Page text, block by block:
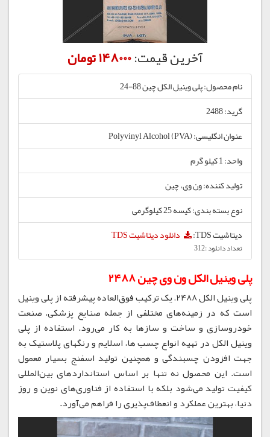
آخرین قیمت:148000 تومان
نام محصول: پلی وینیل الکل چین 88-24
گرید: 2488
عنوان انگلیسی: Polyvinyl Alcohol (PVA)
واحد: 1 کیلو گرم
تولید کننده: ون وی، چین
نوع بسته بندی: کیسه 25 کیلوگرمی
دیتاشیت TDS:
دانلود دیتاشیت TDS
تعداد دانلود :312
پلی وینیل الکل ون وی چین 2488
پلی وینیل الکل 2488، یک ترکیب فوق‌العاده پیشرفته از پلی وینیل
است که در زمینه‌های مختلفی از جمله صنایع پزشکی، صنعت
خودروسازی و ساخت و سازها به کار می‌رود. استفاده از پلی
وینیل الکل در تهیه انواع چسب ها، اسلایم و رنگهای پلاستیک به
جهت افزودن چسبندگی و همچنین تولید اسفنج بسیار معمول
است. این محصول نه تنها بر اساس استانداردهای بین‌المللی
کیفیت تولید می‌شود بلکه با استفاده از فناوری‌های نوین و روز
دنیا، بهترین عملکرد و انعطاف‌پذیری را فراهم می‌آورد.